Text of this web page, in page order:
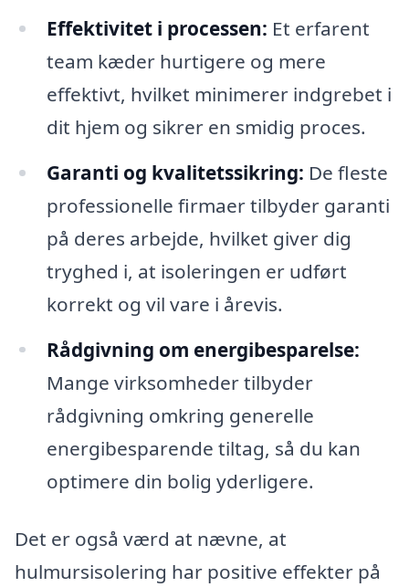
Effektivitet i processen: Et erfarent
team kæder hurtigere og mere
effektivt, hvilket minimerer indgrebet i
dit hjem og sikrer en smidig proces.
Garanti og kvalitetssikring: De fleste
professionelle firmaer tilbyder garanti
på deres arbejde, hvilket giver dig
tryghed i, at isoleringen er udført
korrekt og vil vare i årevis.
Rådgivning om energibesparelse:
Mange virksomheder tilbyder
rådgivning omkring generelle
energibesparende tiltag, så du kan
optimere din bolig yderligere.
Det er også værd at nævne, at
hulmursisolering har positive effekter på